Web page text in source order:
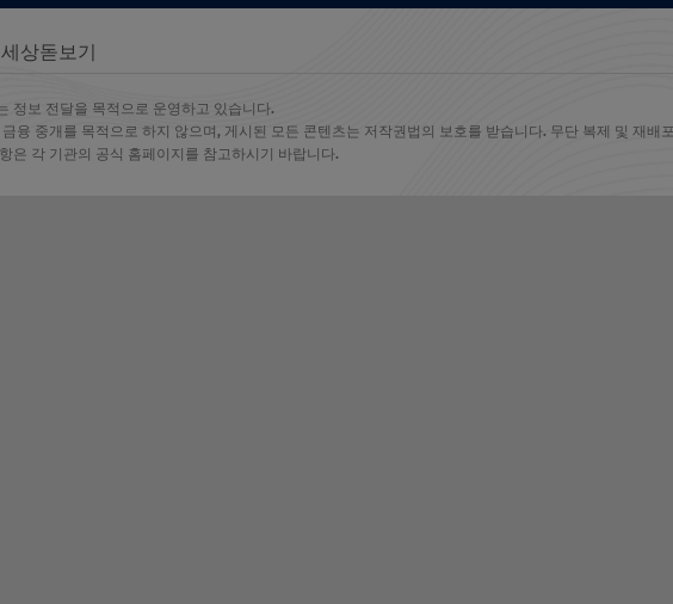
상돋보기
정보 전달을 목적으로 운영하고 있습니다.
융 중개를 목적으로 하지 않으며, 게시된 모든 콘텐츠는 저작권법의 보호를 받습니다. 무단 복제 및 재배
은 각 기관의 공식 홈페이지를 참고하시기 바랍니다.